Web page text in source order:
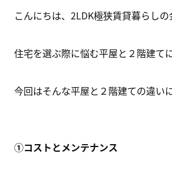
こんにちは、2LDK極狭賃貸暮らしの
住宅を選ぶ際に悩む平屋と２階建て
今回はそんな平屋と２階建ての違い
①コストとメンテナンス